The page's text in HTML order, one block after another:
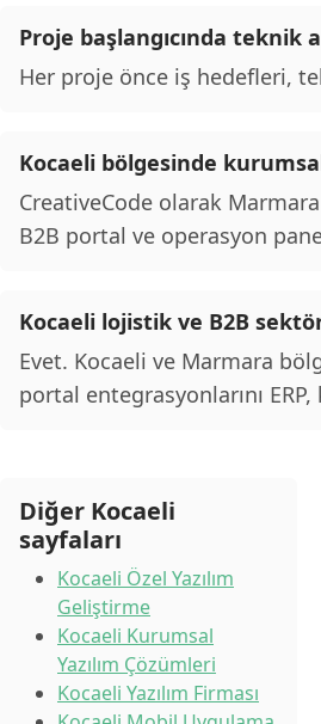
Proje başlangıcında teknik
Her proje önce iş hedefleri,
Kocaeli bölgesinde
CreativeCode olarak
B2B portal ve operasyon
Kocaeli lojistik ve B2B
Evet. Kocaeli ve Marmara
portal entegrasyonlarını
Diğer Kocaeli
sayfaları
Kocaeli Özel Yazılım
Geliştirme
Kocaeli Kurumsal
Yazılım Çözümleri
Kocaeli Yazılım Firması